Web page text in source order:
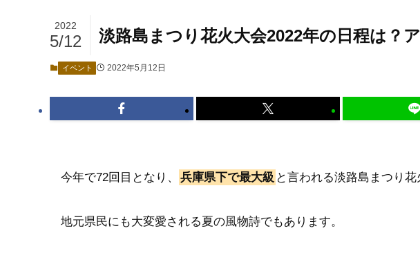
淡路島まつり花火大会2022年の日程は？
2022
5/12
イベント 2022年5月12日
今年で72回目となり、 兵庫県下で最大級 と言われる淡路島まつり花
地元県民にも大変愛される夏の風物詩でもあります。